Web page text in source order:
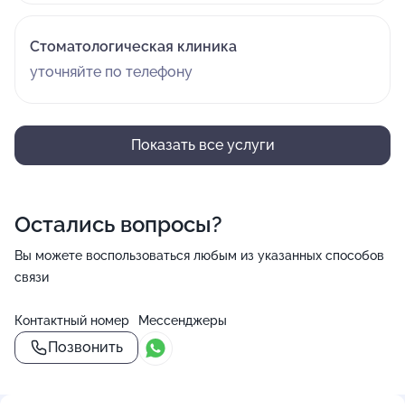
Стоматологическая клиника
уточняйте по телефону
Показать все услуги
Остались вопросы?
Вы можете воспользоваться любым из указанных способов
связи
Контактный номер
Позвонить
Мессенджеры